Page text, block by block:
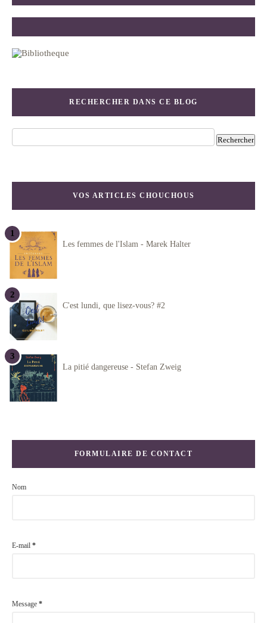
RECHERCHER DANS CE BLOG
VOS ARTICLES CHOUCHOUS
Les femmes de l'Islam - Marek Halter
C'est lundi, que lisez-vous? #2
La pitié dangereuse - Stefan Zweig
FORMULAIRE DE CONTACT
Nom
E-mail *
Message *